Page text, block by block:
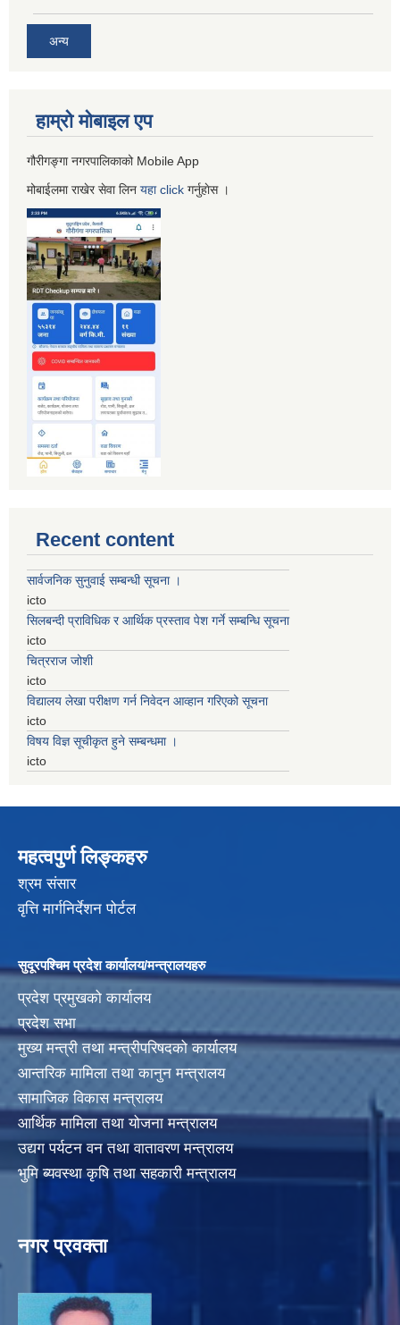
अन्य
हाम्रो माेबाइल एप
गौरीगङ्गा नगरपालिकाको Mobile App
मोबाईलमा राखेर सेवा लिन यहाclick गर्नुहाेस ।
Recent content
सार्वजनिक सुनुवाई सम्बन्धी सूचना ।
icto
सिलबन्दी प्राविधिक र आर्थिक प्रस्ताव पेश गर्ने सम्बन्धि सूचना
icto
चित्रराज जोशी
icto
विद्यालय लेखा परीक्षण गर्न निवेदन आव्हान गरिएको सूचना
icto
विषय विज्ञ सूचीकृत हुने सम्बन्धमा ।
icto
महत्वपुर्ण लिङ्कहरु
श्रम संसार
वृत्ति मार्गनिर्देशन पोर्टल
सुदूरपश्चिम प्रदेश कार्यालय/मन्त्रालयहरु
प्रदेश प्रमुखको कार्यालय
प्रदेश सभा
मुख्य मन्त्री तथा मन्त्रीपरिषदको कार्यालय
आन्तरिक मामिला तथा कानुन मन्त्रालय
सामाजिक विकास मन्त्रालय
आर्थिक मामिला तथा योजना मन्त्रालय
उद्यग पर्यटन वन तथा वातावरण मन्त्रालय
भुमि ब्यवस्था कृषि तथा सहकारी मन्त्रालय
नगर प्रवक्ता